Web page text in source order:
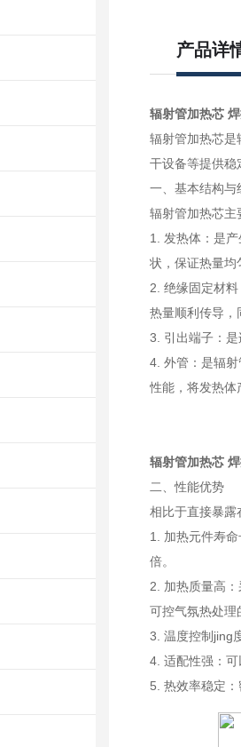
产品详
辐射管加热芯
辐射管加热芯是
干设备等提供稳
一、基本结构与
辐射管加热芯主
1. 发热体：是
状，保证热量均
2. 绝缘固定材
热量顺利传导，
3. 引出端子：
4. 外管：是辐
性能，将发热体
辐射管加热芯
二、性能优势
相比于直接暴露
1. 加热元件寿
倍。
2. 加热质量高
可控气氛热处理
3. 温度控制jing
4. 适配性强：
5. 热效率稳定